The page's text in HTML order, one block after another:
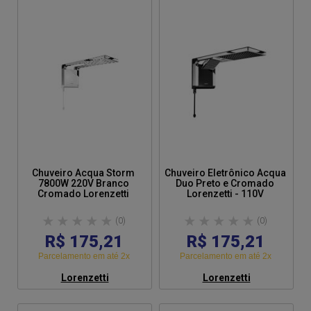
produto - Após instalar deixe o chuveiro na função
desligado e deixe a água correr por alguns segundos..
Chuveiro Acqua Storm
7800W 220V Branco
Cromado Lorenzetti
(0)
R$ 175,21
Parcelamento em até 2x
Lorenzetti
Chuveiro Eletrônico Acqua
Duo Preto e Cromado
Lorenzetti - 110V
(0)
R$ 175,21
Parcelamento em até 2x
Lorenzetti